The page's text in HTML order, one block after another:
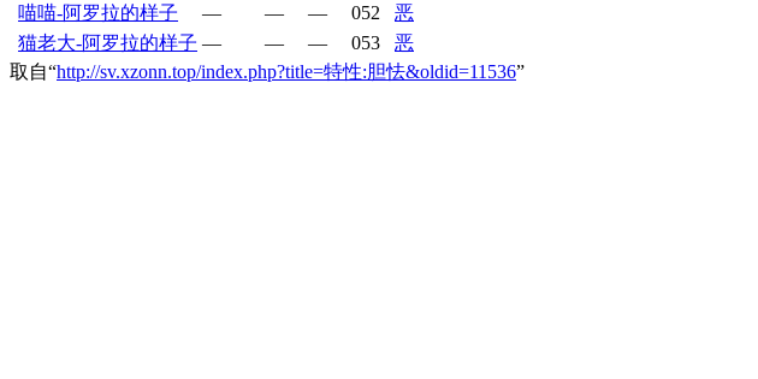
喵喵-阿罗拉的样子
— — — 052
恶
猫老大-阿罗拉的样子 — — — 053
恶
取自“http://sv.xzonn.top/index.php?title=特性:胆怯&oldid=11536”